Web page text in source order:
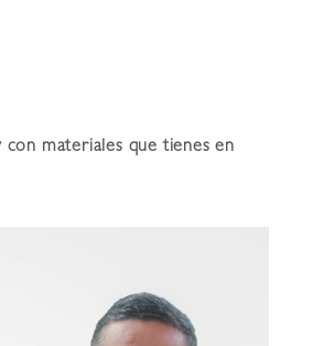
con materiales que tienes en